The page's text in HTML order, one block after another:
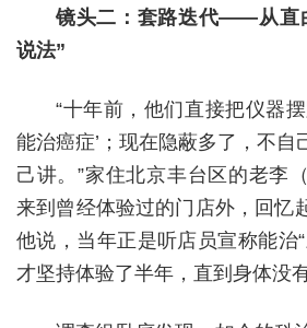
镜头二：套路迭代——从直
说法”
“十年前，他们直接把仪器
能治癌症’；现在隐蔽多了，不自
己讲。”家住北京丰台区的老李
来到曾经体验过的门店外，回忆
他说，当年正是听店员宣称能治“
才坚持体验了半年，直到身体没